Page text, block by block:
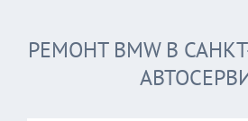
РЕМОНТ BMW В